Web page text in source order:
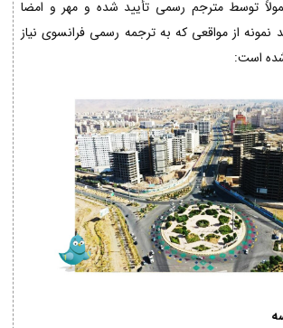
توسط مترجم رسمی تأیید شده و مهر و امضا
نمونه از مواقعی که به ترجمه رسمی فرانسوی نیاز
شده است: